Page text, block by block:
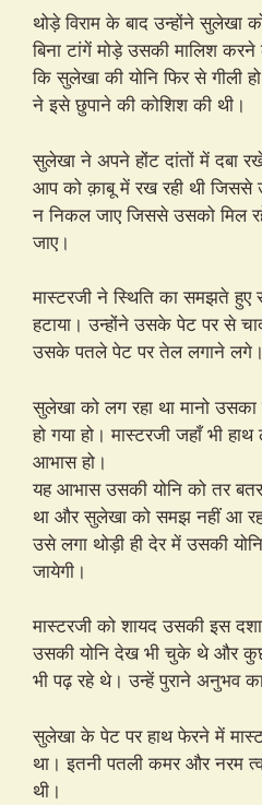
थोड़े विराम के बाद उन्होंने सुलेखा
बिना टांगें मोड़े उसकी मालिश
कि सुलेखा की योनि फिर से गीली
ने इसे छुपाने की कोशिश की थी।
सुलेखा ने अपने होंट दांतों में दबा
आप को क़ाबू में रख रही थी
न निकल जाए जिससे उसको मिल
जाए।
मास्टरजी ने स्थिति का समझते हुए
हटाया। उन्होंने उसके पेट पर से
उसके पतले पेट पर तेल लगाने लगे।
सुलेखा को लग रहा था मानो उसका
हो गया हो। मास्टरजी जहाँ भी
आभास हो।
यह आभास उसकी योनि को तर
था और सुलेखा को समझ नहीं आ
उसे लगा थोड़ी ही देर में उसकी
जायेगी।
मास्टरजी को शायद उसकी इस
उसकी योनि देख भी चुके थे और
भी पढ़ रहे थे। उन्हें पुराने अनुभव
सुलेखा के पेट पर हाथ फेरने में
था। इतनी पतली कमर और नरम
थी।